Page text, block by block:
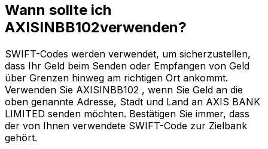
Wann sollte ich
AXISINBB102verwenden?
SWIFT-Codes werden verwendet, um sicherzustellen,
dass Ihr Geld beim Senden oder Empfangen von Geld
über Grenzen hinweg am richtigen Ort ankommt.
Verwenden Sie AXISINBB102 , wenn Sie Geld an die
oben genannte Adresse, Stadt und Land an AXIS BANK
LIMITED senden möchten. Bestätigen Sie immer, dass
der von Ihnen verwendete SWIFT-Code zur Zielbank
gehört.